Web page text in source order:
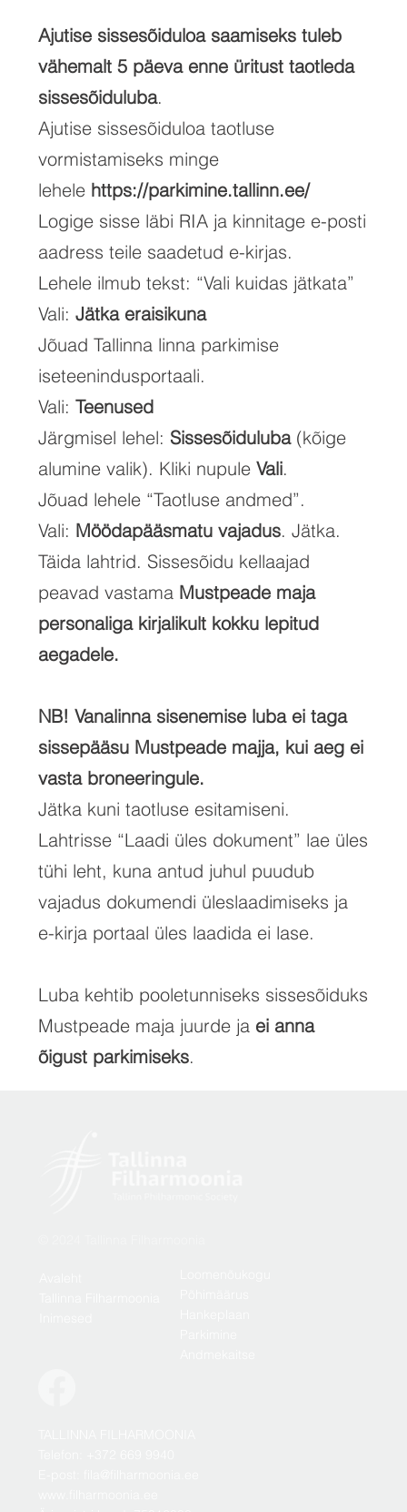
Ajutise sissesõiduloa saamiseks tuleb
vähemalt 5 päeva enne üritust taotleda
sissesõiduluba.
Ajutise sissesõiduloa taotluse
vormistamiseks minge
lehele https://parkimine.tallinn.ee/
Logige sisse läbi RIA ja kinnitage e-posti
aadress teile saadetud e-kirjas.
Lehele ilmub tekst: “Vali kuidas jätkata”
Vali:Jätka eraisikuna
Jõuad Tallinna linna parkimise
iseteenindusportaali.
Vali:Teenused
Järgmisel lehel: Sissesõiduluba(kõige
alumine valik). Kliki nupuleVali.
Jõuad lehele “Taotluse andmed”.
Vali: Möödapääsmatu vajadus. Jätka.
Täida lahtrid. Sissesõidu kellaajad
peavad vastama Mustpeade maja
personaliga kirjalikult kokku lepitud
aegadele.
NB! Vanalinna sisenemise luba ei taga
sissepääsu Mustpeade majja, kui aeg ei
vasta broneeringule.
Jätka kuni taotluse esitamiseni.
Lahtrisse “Laadi üles dokument” lae üles
tühi leht, kuna antud juhul puudub
vajadus dokumendi üleslaadimiseks ja
e-kirja portaal üles laadida ei lase.
Luba kehtib pooletunniseks sissesõiduks
Mustpeade maja juurde ja ei anna
õigust parkimiseks.